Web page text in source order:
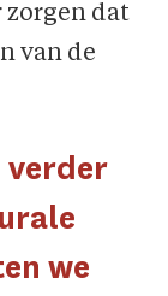
zorgen dat
van de
verder
we